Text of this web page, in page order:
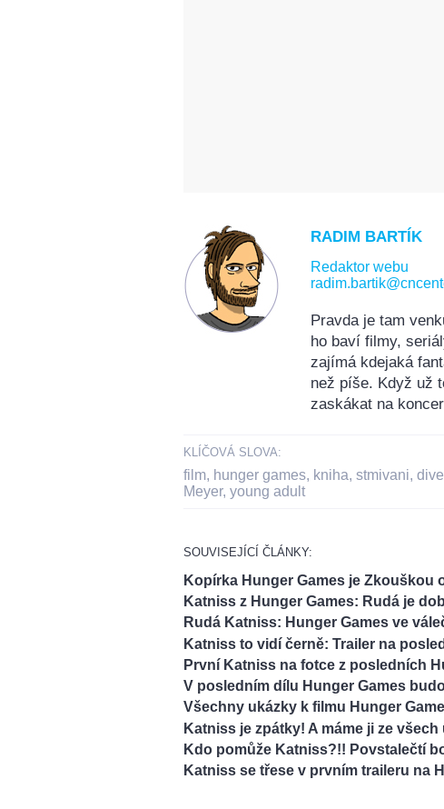
RADIM BARTÍK
Redaktor webu
Pravda je tam
ho baví filmy,
zajímá kdejaká
než píše. Když už
zaskákat na
KLÍČOVÁ SLOVA:
film, hunger games, kniha, stmivani,
Meyer, young adult
SOUVISEJÍCÍ ČLÁNKY:
Kopírka Hunger Games je Zkouškou
Katniss z Hunger Games: Rudá je
Rudá Katniss: Hunger Games ve
Katniss to vidí černě: Trailer na
První Katniss na fotce z posledních
V posledním dílu Hunger Games
Všechny ukázky k filmu Hunger
Katniss je zpátky! A máme ji ze všech
Kdo pomůže Katniss?!! Povstalečtí
Katniss se třese v prvním traileru na